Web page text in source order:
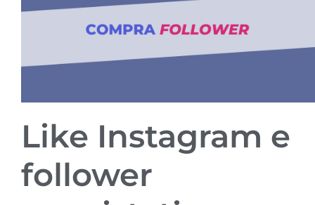
Like Instagram e
follower